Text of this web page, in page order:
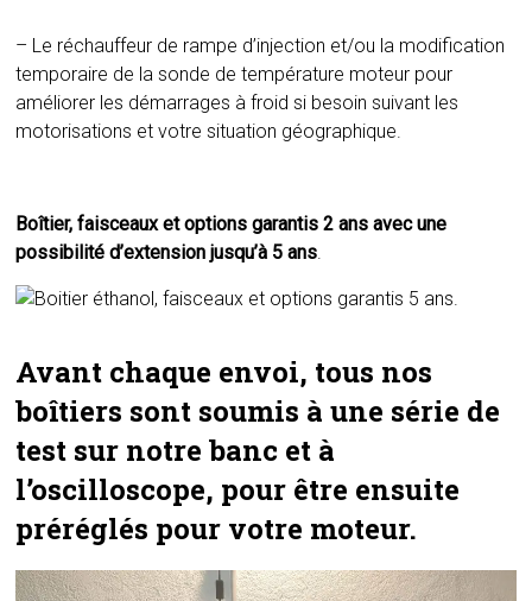
– Le réchauffeur de rampe d’injection et/ou la modification
temporaire de la sonde de température moteur pour
améliorer les démarrages à froid si besoin suivant les
motorisations et votre situation géographique.
Boîtier, faisceaux et options garantis 2 ans avec une
possibilité d’extension jusqu’à 5 ans.
Avant chaque envoi, tous nos
boîtiers sont soumis à une série de
test sur notre banc et à
l’oscilloscope, pour être ensuite
préréglés pour votre moteur.